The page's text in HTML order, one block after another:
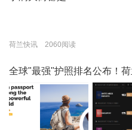
荷兰快讯 2060阅读
全球"最强"护照排名公布！